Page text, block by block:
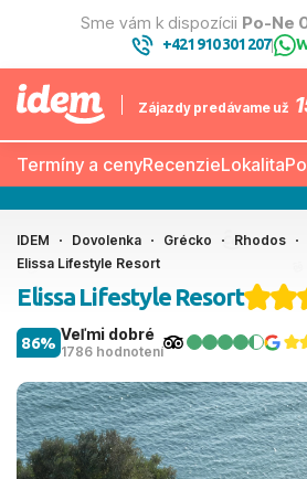
Sme vám k dispozícii Po-Ne
+421 910 301 207|
Zájazdy predávame už
Termíny a cenyRecenzieLokalita
IDEM Dovolenka Grécko Rhodos
Elissa Lifestyle Resort
Elissa Lifestyle Resort
Veľmi dobré
1786 hodnotení
86%